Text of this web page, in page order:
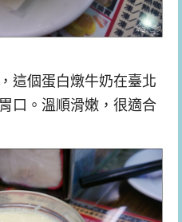
這個蛋白燉牛奶在臺北
口。溫順滑嫩，很適合